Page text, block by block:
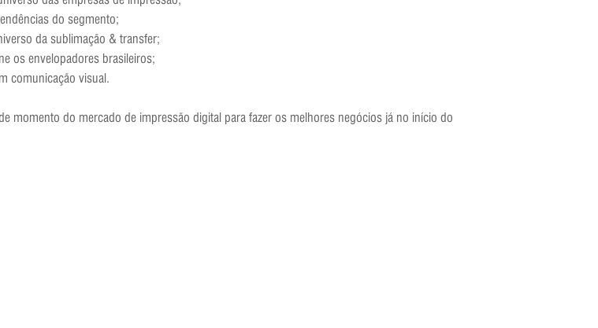
do segmento;
da sublimação & transfer;
os envelopadores brasileiros;
comunicação visual.
momento do mercado de impressão digital para fazer os melhores negócios já no início do